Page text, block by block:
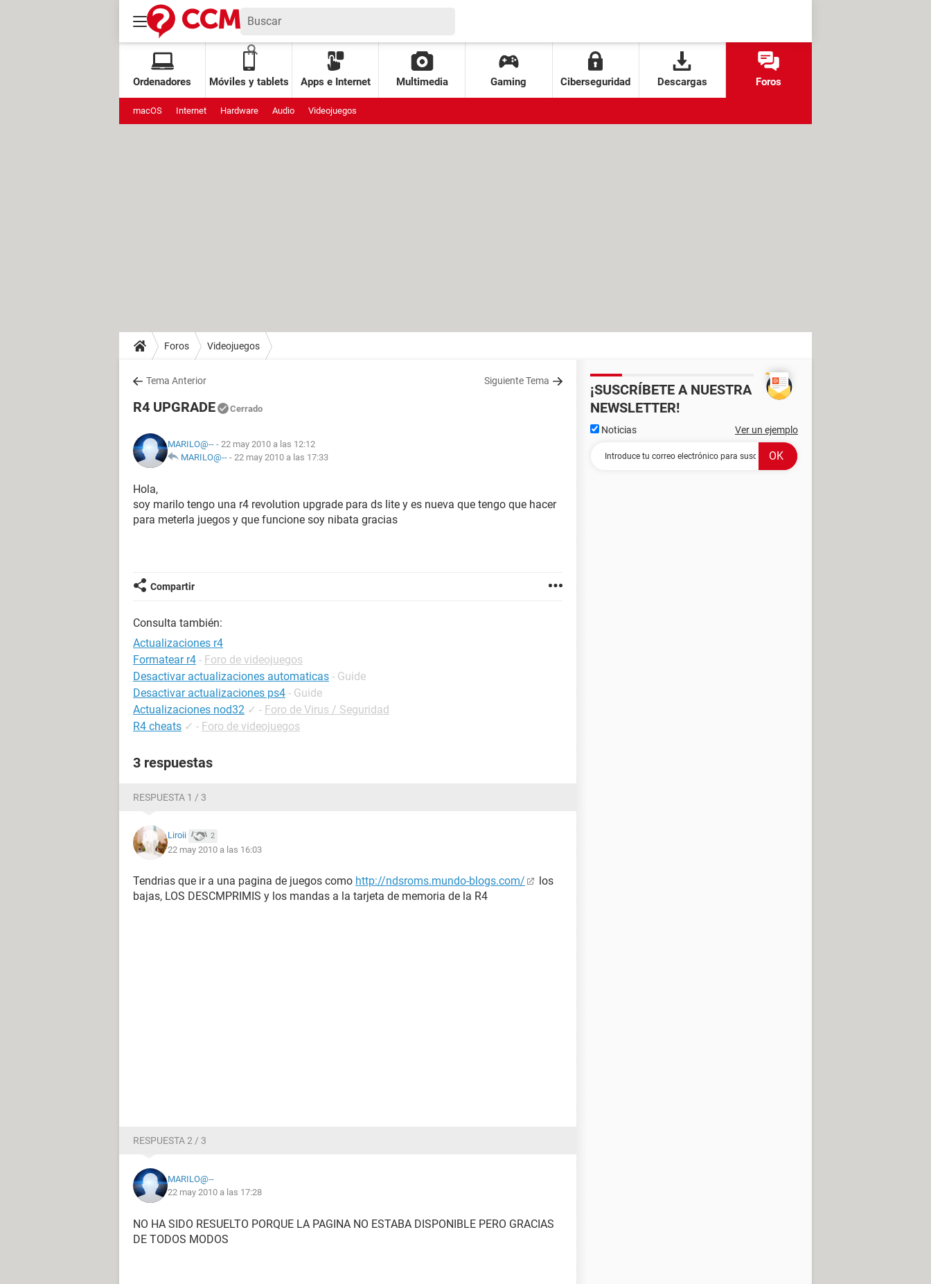
Ordenadores Móviles y tablets Apps e Internet Multimedia Gaming Ciberseguridad Descargas Foros
macOS Internet Hardware Audio Videojuegos
Foros Videojuegos
Tema Anterior Siguiente Tema
R4 UPGRADE Cerrado
MARILO@-- - 22 may 2010 a las 12:12
MARILO@-- - 22 may 2010 a las 17:33
Hola,
soy marilo tengo una r4 revolution upgrade para ds lite y es nueva que tengo que hacer
para meterla juegos y que funcione soy nibata gracias
Compartir
Consulta también:
Actualizaciones r4
Formatear r4 - Foro de videojuegos
Desactivar actualizaciones automaticas - Guide
Desactivar actualizaciones ps4 - Guide
Actualizaciones nod32 ✓ - Foro de Virus / Seguridad
R4 cheats ✓ - Foro de videojuegos
3 respuestas
RESPUESTA 1 / 3
Liroii 2
22 may 2010 a las 16:03
Tendrias que ir a una pagina de juegos como http://ndsroms.mundo-blogs.com/
los
bajas, LOS DESCMPRIMIS y los mandas a la tarjeta de memoria de la R4
RESPUESTA 2 / 3
MARILO@--
22 may 2010 a las 17:28
NO HA SIDO RESUELTO PORQUE LA PAGINA NO ESTABA DISPONIBLE PERO GRACIAS
DE TODOS MODOS
¡SUSCRÍBETE A NUESTRA
NEWSLETTER!
Noticias Ver un ejemplo